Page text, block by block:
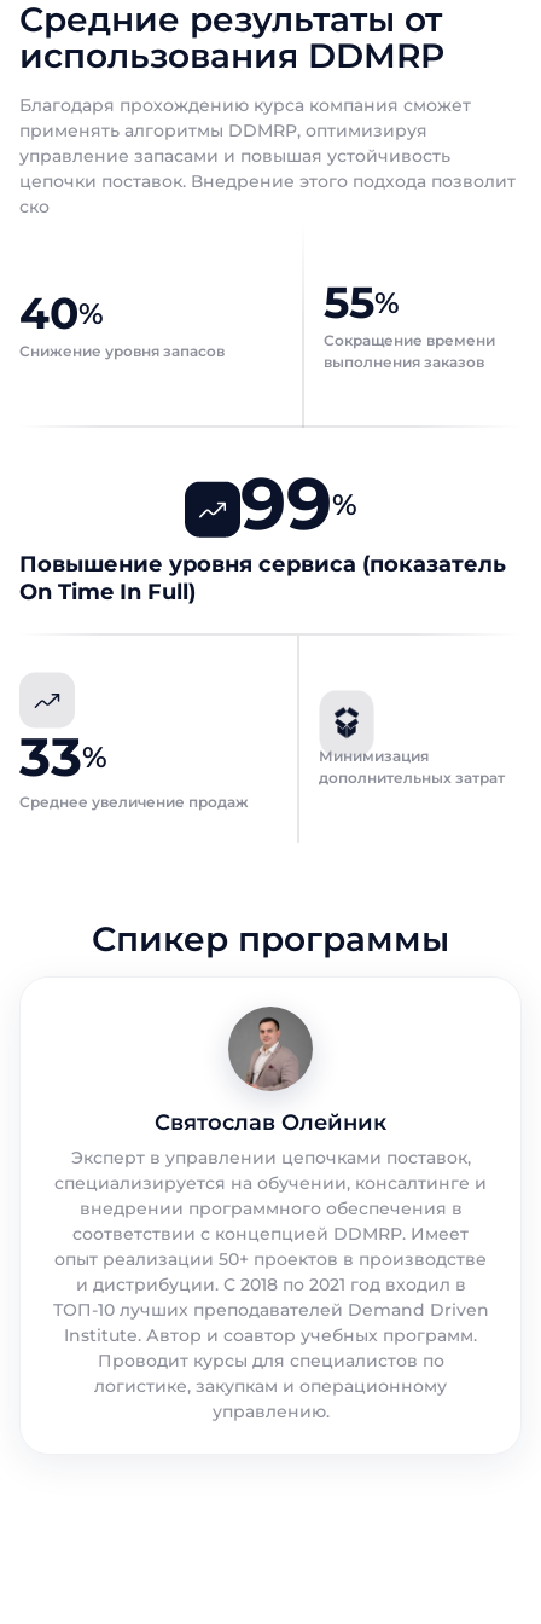
Должность
Отправить
Название компании
Отправить
Средние результаты от
использования DDMRP
Благодаря прохождению курса компания сможет
применять алгоритмы DDMRP, оптимизируя
управление запасами и повышая устойчивость
цепочки поставок. Внедрение этого подхода позволит
ско
40%
Снижение уровня запасов
55%
Сокращение времени
выполнения заказов
99%
Повышение уровня сервиса (показатель
On Time In Full)
33%
Среднее увеличение продаж
Минимизация
дополнительных затрат
Спикер программы
Святослав Олейник
Эксперт в управлении цепочками поставок,
специализируется на обучении, консалтинге и
внедрении программного обеспечения в
соответствии с концепцией DDMRP. Имеет
опыт реализации 50+ проектов в производстве
и дистрибуции. С 2018 по 2021 год входил в
ТОП-10 лучших преподавателей Demand Driven
Institute. Автор и соавтор учебных программ.
Проводит курсы для специалистов по
логистике, закупкам и операционному
управлению.
Название компании
Отправить